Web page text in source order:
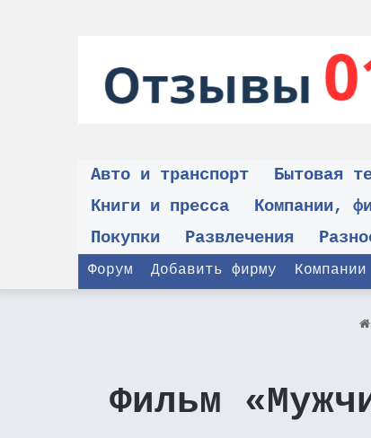
Авто и транспорт Бытовая
Книги и пресса
Компании,
Покупки
Развлечения
Форум Добавить фирму Компании
Фильм